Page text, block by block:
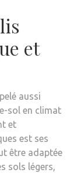
et
aussi
sol en climat
et
est ses
être adaptée
sols légers,